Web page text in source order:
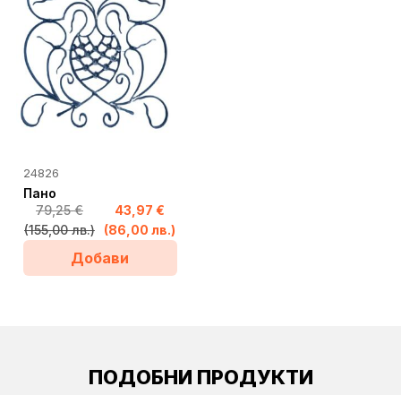
24826
Пано
79,25€
(155,00 лв.)
Original
was:
43,97€
(86,00 лв.)
Текущата
е:
Добави
ПОДОБНИ ПРОДУКТИ